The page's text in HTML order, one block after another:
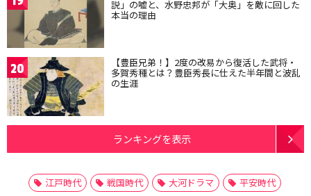
説」の嘘と、水野忠邦が「大奥」を敵に回した
本当の理由
20 【豊臣兄弟！】2度の改易から復活した武将・
多賀秀種とは？豊臣秀長に仕えた半年間と波乱
の生涯
ランキングを表示
江戸時代 戦国時代 大河ドラマ
平安時代